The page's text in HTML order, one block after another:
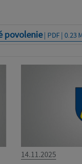
povolenie| PDF | 0.23
14.11.2025